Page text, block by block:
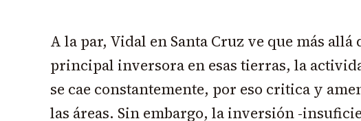
A la par, Vidal en Santa Cruz ve que más allá
principal inversora en esas tierras, la
se cae constantemente, por eso critica y
las áreas. Sin embargo, la inversión -